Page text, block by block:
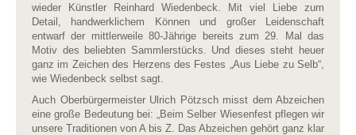
wieder Künstler Reinhard Wiedenbeck. Mit viel Liebe zum
Detail, handwerklichem Können und großer Leidenschaft
entwarf der mittlerweile 80-Jährige bereits zum 29. Mal das
Motiv des beliebten Sammlerstücks. Und dieses steht heuer
ganz im Zeichen des Herzens des Festes „Aus Liebe zu Selb“,
wie Wiedenbeck selbst sagt.
Auch Oberbürgermeister Ulrich Pötzsch misst dem Abzeichen
eine große Bedeutung bei: „Beim Selber Wiesenfest pflegen wir
unsere Traditionen von A bis Z. Das Abzeichen gehört ganz klar